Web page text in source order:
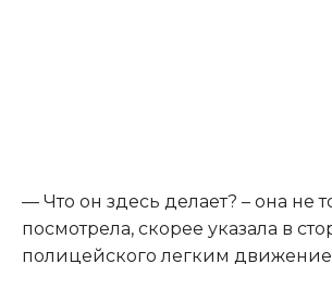
​— Что он здесь делает? – она не
посмотрела, скорее указала в
полицейского легким